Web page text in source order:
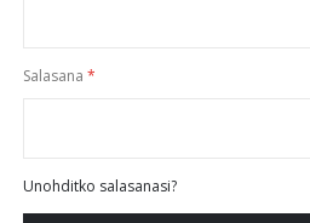
Salasana
Unohditko salasanasi?